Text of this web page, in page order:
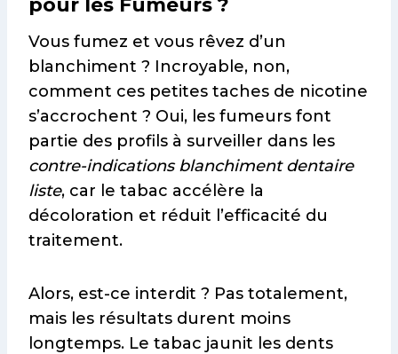
Vous fumez et vous rêvez d’un
blanchiment ? Incroyable, non,
comment ces petites taches de nicotine
s’accrochent ? Oui, les fumeurs font
partie des profils à surveiller dans les
contre-indications blanchiment dentaire
liste, car le tabac accélère la
décoloration et réduit l’efficacité du
traitement.
Alors, est-ce interdit ? Pas totalement,
mais les résultats durent moins
longtemps. Le tabac jaunit les dents